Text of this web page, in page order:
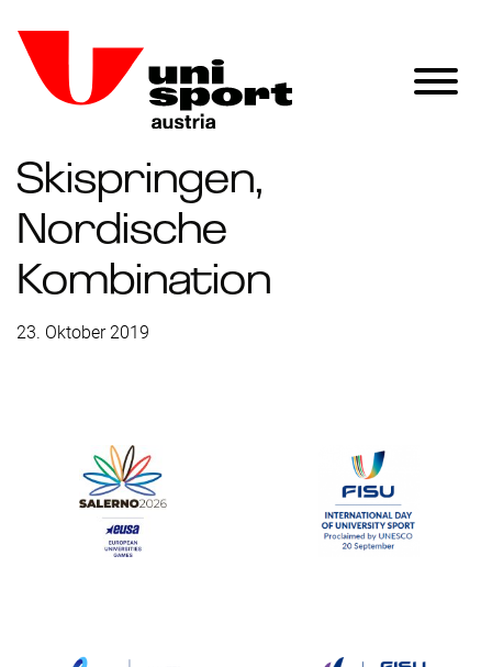
Skispringen,
Nordische
Kombination
23. Oktober 2019